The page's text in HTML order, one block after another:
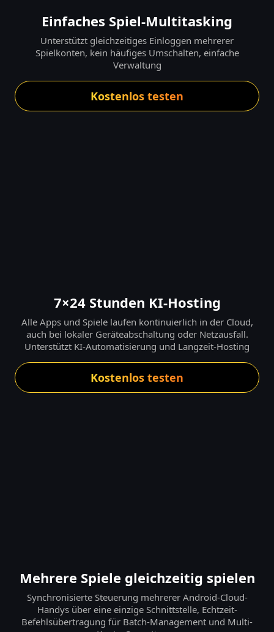
Einfaches Spiel-Multitasking
Unterstützt gleichzeitiges Einloggen mehrerer
Spielkonten, kein häufiges Umschalten, einfache
Verwaltung
Kostenlos testen
7×24 Stunden KI-Hosting
Alle Apps und Spiele laufen kontinuierlich in der Cloud,
auch bei lokaler Geräteabschaltung oder Netzausfall.
Unterstützt KI-Automatisierung und Langzeit-Hosting
Kostenlos testen
Mehrere Spiele gleichzeitig spielen
Synchronisierte Steuerung mehrerer Android-Cloud-
Handys über eine einzige Schnittstelle, Echtzeit-
Befehlsübertragung für Batch-Management und Multi-